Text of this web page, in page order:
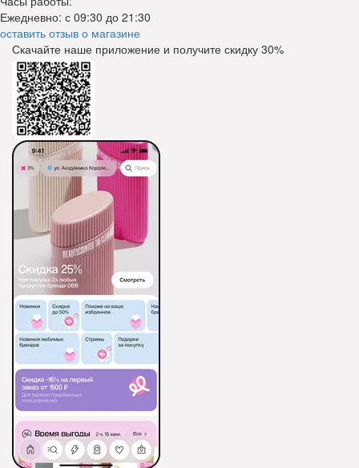
Ежедневно: с 09:30 до 21:30
оставить отзыв о магазине
Скачайте наше приложение и получите скидку 30%